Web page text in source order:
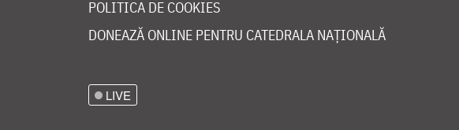
POLITICA DE COOKIES
DONEAZĂ ONLINE PENTRU CATEDRALA NAȚIONALĂ
LIVE